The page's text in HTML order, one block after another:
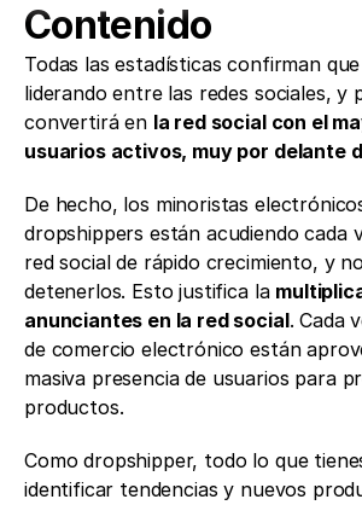
Contenido
Todas las estadísticas confirman que
liderando entre las redes sociales, y
convertirá en la red social con el
usuarios activos, muy por delante
De hecho, los minoristas
dropshippers están acudiendo cada
red social de rápido crecimiento, y
detenerlos. Esto justifica la
anunciantes en la red social. Cada
de comercio electrónico están
masiva presencia de usuarios para
productos.
Como dropshipper, todo lo que
identificar tendencias y nuevos